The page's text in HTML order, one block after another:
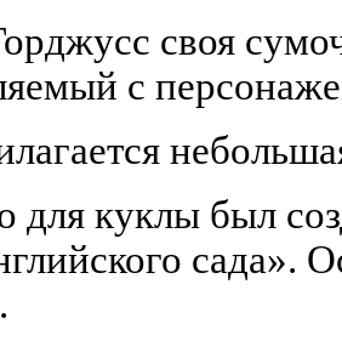
своя
с
для куклы был
сада».